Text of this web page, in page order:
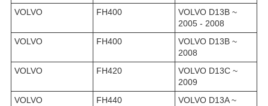
VOLVO
FH400
VOLVO D13B ~
2005 - 2008
VOLVO
FH400
VOLVO D13B ~
2008
VOLVO
FH420
VOLVO D13C ~
2009
VOLVO
FH440
VOLVO D13A ~